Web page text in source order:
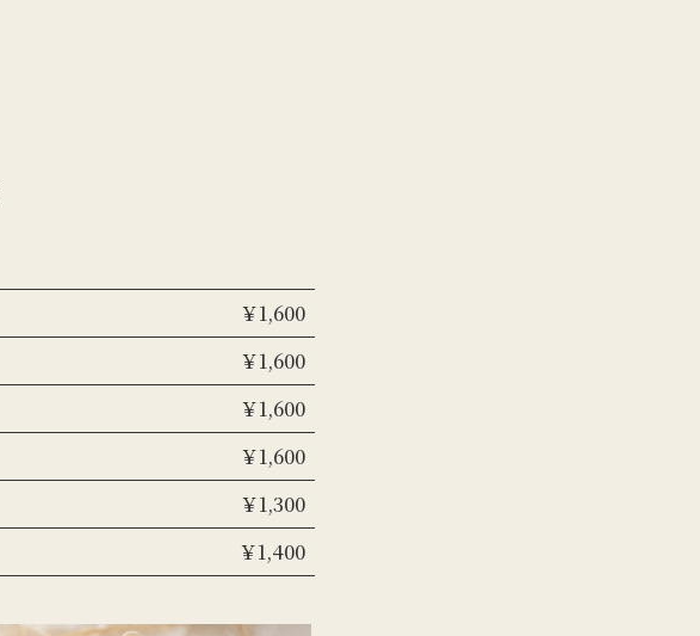
￥1,600
￥1,600
￥1,600
￥1,600
￥1,300
￥1,400